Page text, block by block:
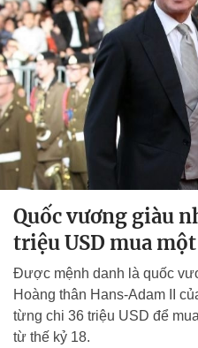
Quốc vương giàu
triệu USD mua
Được mệnh danh là quốc
Hoàng thân Hans-Adam II
từng chi 36 triệu USD để
từ thế kỷ 18.